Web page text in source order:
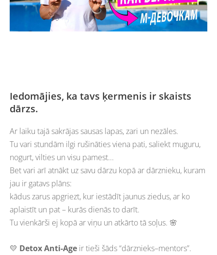
Iedomājies, ka tavs ķermenis ir skaists
dārzs.
Ar laiku tajā sakrājas sausas lapas, zari un nezāles.
Tu vari stundām ilgi rušināties viena pati, saliekt muguru,
nogurt, vilties un visu pamest...
Bet vari arī atnākt uz savu dārzu kopā ar dārznieku, kuram
jau ir gatavs plāns:
kādus zarus apgriezt, kur iestādīt jaunus ziedus, ar ko
aplaistīt un pat – kurās dienās to darīt.
Tu vienkārši ej kopā ar viņu un atkārto tā soļus. 🌸
💛 Detox Anti-Age ir tieši šāds “dārznieks–mentors”.